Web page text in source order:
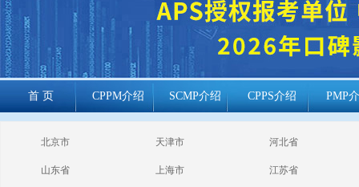
首 页 CPPM介绍 SCMP介绍 CPPS介绍 PMP
cppm报考常见
问题
北京市 天津市 河北省
山东省 上海市 江苏省